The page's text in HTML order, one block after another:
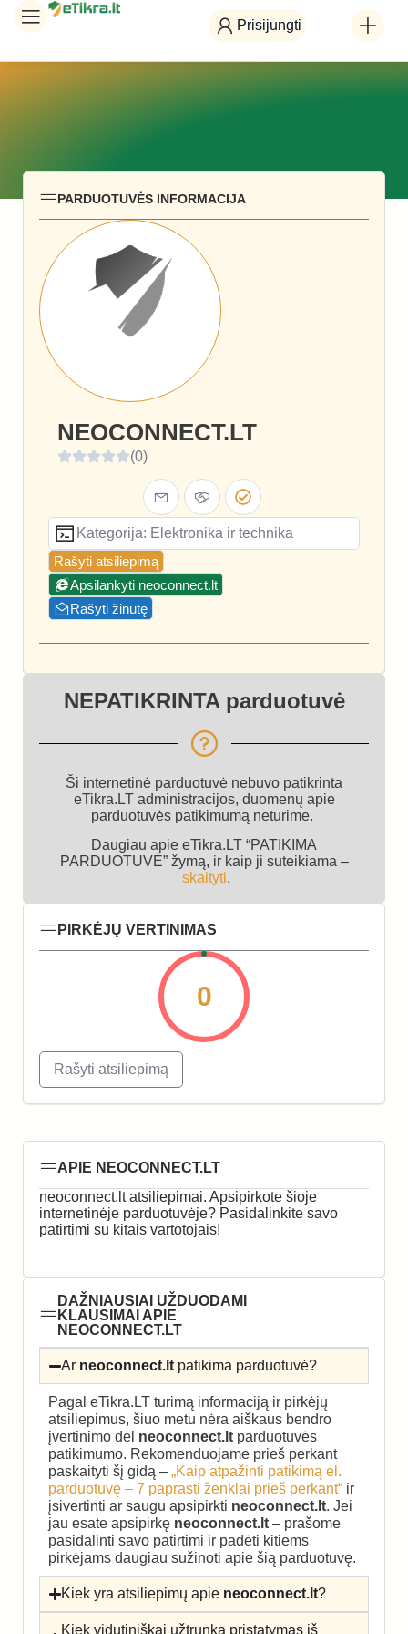
Prisijungti
PARDUOTUVĖS INFORMACIJA
NEOCONNECT.LT
(0)
Kategorija: Elektronika ir technika
Rašyti atsiliepimą
Apsilankyti neoconnect.lt
Rašyti žinutę
NEPATIKRINTA parduotuvė
Ši internetinė parduotuvė nebuvo patikrinta
eTikra.LT administracijos, duomenų apie
parduotuvės patikimumą neturime.
Daugiau apie eTikra.LT “PATIKIMA
PARDUOTUVĖ” žymą, ir kaip ji suteikiama –
skaityti.
PIRKĖJŲ VERTINIMAS
0
Rašyti atsiliepimą
APIE NEOCONNECT.LT
neoconnect.lt atsiliepimai. Apsipirkote šioje
internetinėje parduotuvėje? Pasidalinkite savo
patirtimi su kitais vartotojais!
DAŽNIAUSIAI UŽDUODAMI
KLAUSIMAI APIE
NEOCONNECT.LT
Ar neoconnect.lt patikima parduotuvė?
Pagal eTikra.LT turimą informaciją ir pirkėjų
atsiliepimus, šiuo metu nėra aiškaus bendro
įvertinimo dėl neoconnect.lt parduotuvės
patikimumo. Rekomenduojame prieš perkant
paskaityti šį gidą – „Kaip atpažinti patikimą el.
parduotuvę – 7 paprasti ženklai prieš perkant“ ir
įsivertinti ar saugu apsipirkti neoconnect.lt. Jei
jau esate apsipirkę neoconnect.lt – prašome
pasidalinti savo patirtimi ir padėti kitiems
pirkėjams daugiau sužinoti apie šią parduotuvę.
Kiek yra atsiliepimų apie neoconnect.lt?
Kiek vidutiniškai užtrunka pristatymas iš